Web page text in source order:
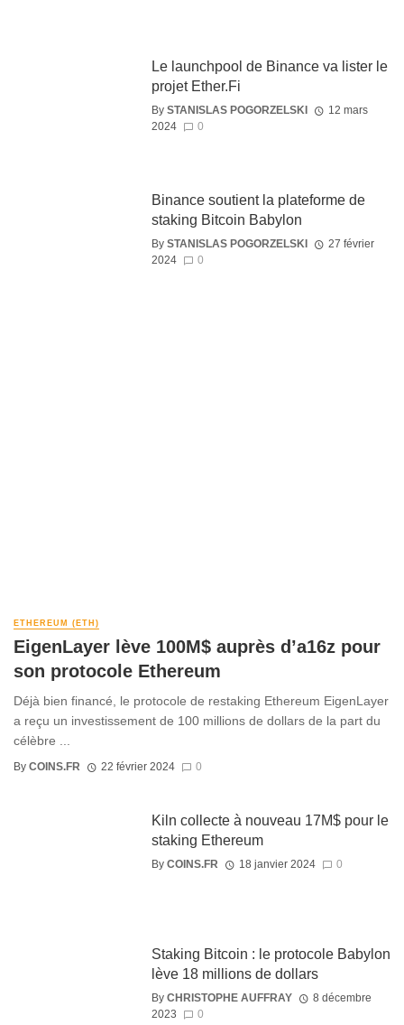
Le launchpool de Binance va lister le
projet Ether.Fi
By STANISLAS POGORZELSKI
12 mars
2024
0
Binance soutient la plateforme de
staking Bitcoin Babylon
By STANISLAS POGORZELSKI
27 février
2024
0
ETHEREUM (ETH)
EigenLayer lève 100M$ auprès d’a16z pour
son protocole Ethereum
Déjà bien financé, le protocole de restaking Ethereum EigenLayer
a reçu un investissement de 100 millions de dollars de la part du
célèbre ...
By COINS.FR 22 février 2024 0
Kiln collecte à nouveau 17M$ pour le
staking Ethereum
By COINS.FR 18 janvier 2024 0
Staking Bitcoin : le protocole Babylon
lève 18 millions de dollars
By CHRISTOPHE AUFFRAY
8 décembre
2023
0